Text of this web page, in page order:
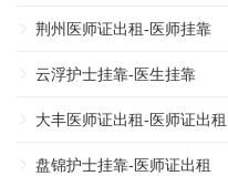
荆州医师证出租-医师挂靠
云浮护士挂靠-医生挂靠
大丰医师证出租-医师证出租
盘锦护士挂靠-医师证出租